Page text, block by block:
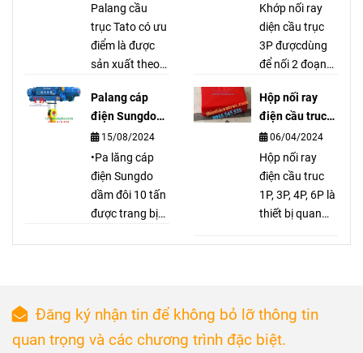
trục, dùng
để truyền
dẫn cũng
như cấp
điện cho
mô tơ, pa
lăng.
nặng, ép đắp
tán dán các
loại bố.
Palang cầu
trục Tato có ưu
điểm là được
sản xuất theo
Nhật Bản, đó
đó Palang cầu
trục Tato có độ
bền cao và
chất lượng luôn
ổn định từ
nhiều năm qua.
Khớp nối ray
diện cầu trục
3P đượcdùng
để nối 2 đoạn
nhau nhưng
đảm bảo chổi
quét điện hoạt
động tốt. Khớp
nối ray diện cầu
trục 3P hàng
có sẳn tại kho
Palang cáp
điện Sungdo
10 tấn có đặc
điểm gì?
15/08/2024
•Pa lăng cáp
điện Sungdo
dầm đôi 10 tấn
được trang bị
chuẩn bảo vệ
IP44, IP54,
đảm bảo khả
Hộp nối ray
điện cầu truc
1P, 3P, 4P, 6P là
gì?
06/04/2024
Hộp nối ray
điện cầu truc
1P, 3P, 4P, 6P là
thiết bị quan
điện, đảm bảo
an toàn và hiệu
suất hoạt động
Đăng ký nhận tin để không bỏ lỡ thông tin
quan trọng và các chương trình đặc biệt.